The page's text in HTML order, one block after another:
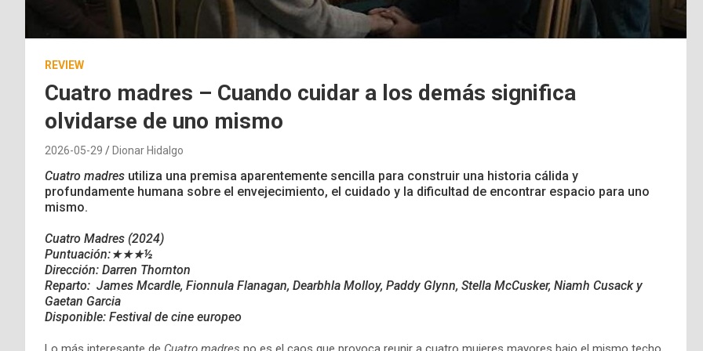
REVIEW
Cuatro madres – Cuando cuidar a los demás significa
olvidarse de uno mismo
2026-05-29 Dionar Hidalgo
Cuatro madres utiliza una premisa aparentemente sencilla para construir una historia cálida y
profundamente humana sobre el envejecimiento, el cuidado y la dificultad de encontrar espacio para uno
mismo.
Cuatro Madres (2024)
Puntuación:★★★½
Dirección: Darren Thornton
Reparto: James Mcardle, Fionnula Flanagan, Dearbhla Molloy, Paddy Glynn, Stella McCusker, Niamh Cusack y
Gaetan Garcia
Disponible: Festival de cine europeo